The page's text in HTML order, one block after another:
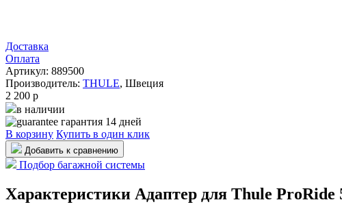
Доставка
Оплата
Артикул: 889500
Производитель: THULE, Швеция
2 200 p
в наличии
гарантия 14 дней
В корзину Купить в один клик
Добавить к сравнению
Подбор багажной системы
Характеристики Адаптер для Thule ProRide